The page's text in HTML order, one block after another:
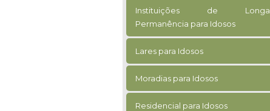
Instituições de Longa
Permanência para Idosos
Lares para Idosos
Moradias para Idosos
Residencial para Idosos